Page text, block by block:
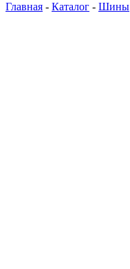
Главная - Каталог - Шины